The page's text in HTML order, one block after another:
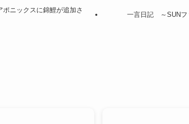
ニックスに錦鯉が追加さ
一言日記 ～SUNフ